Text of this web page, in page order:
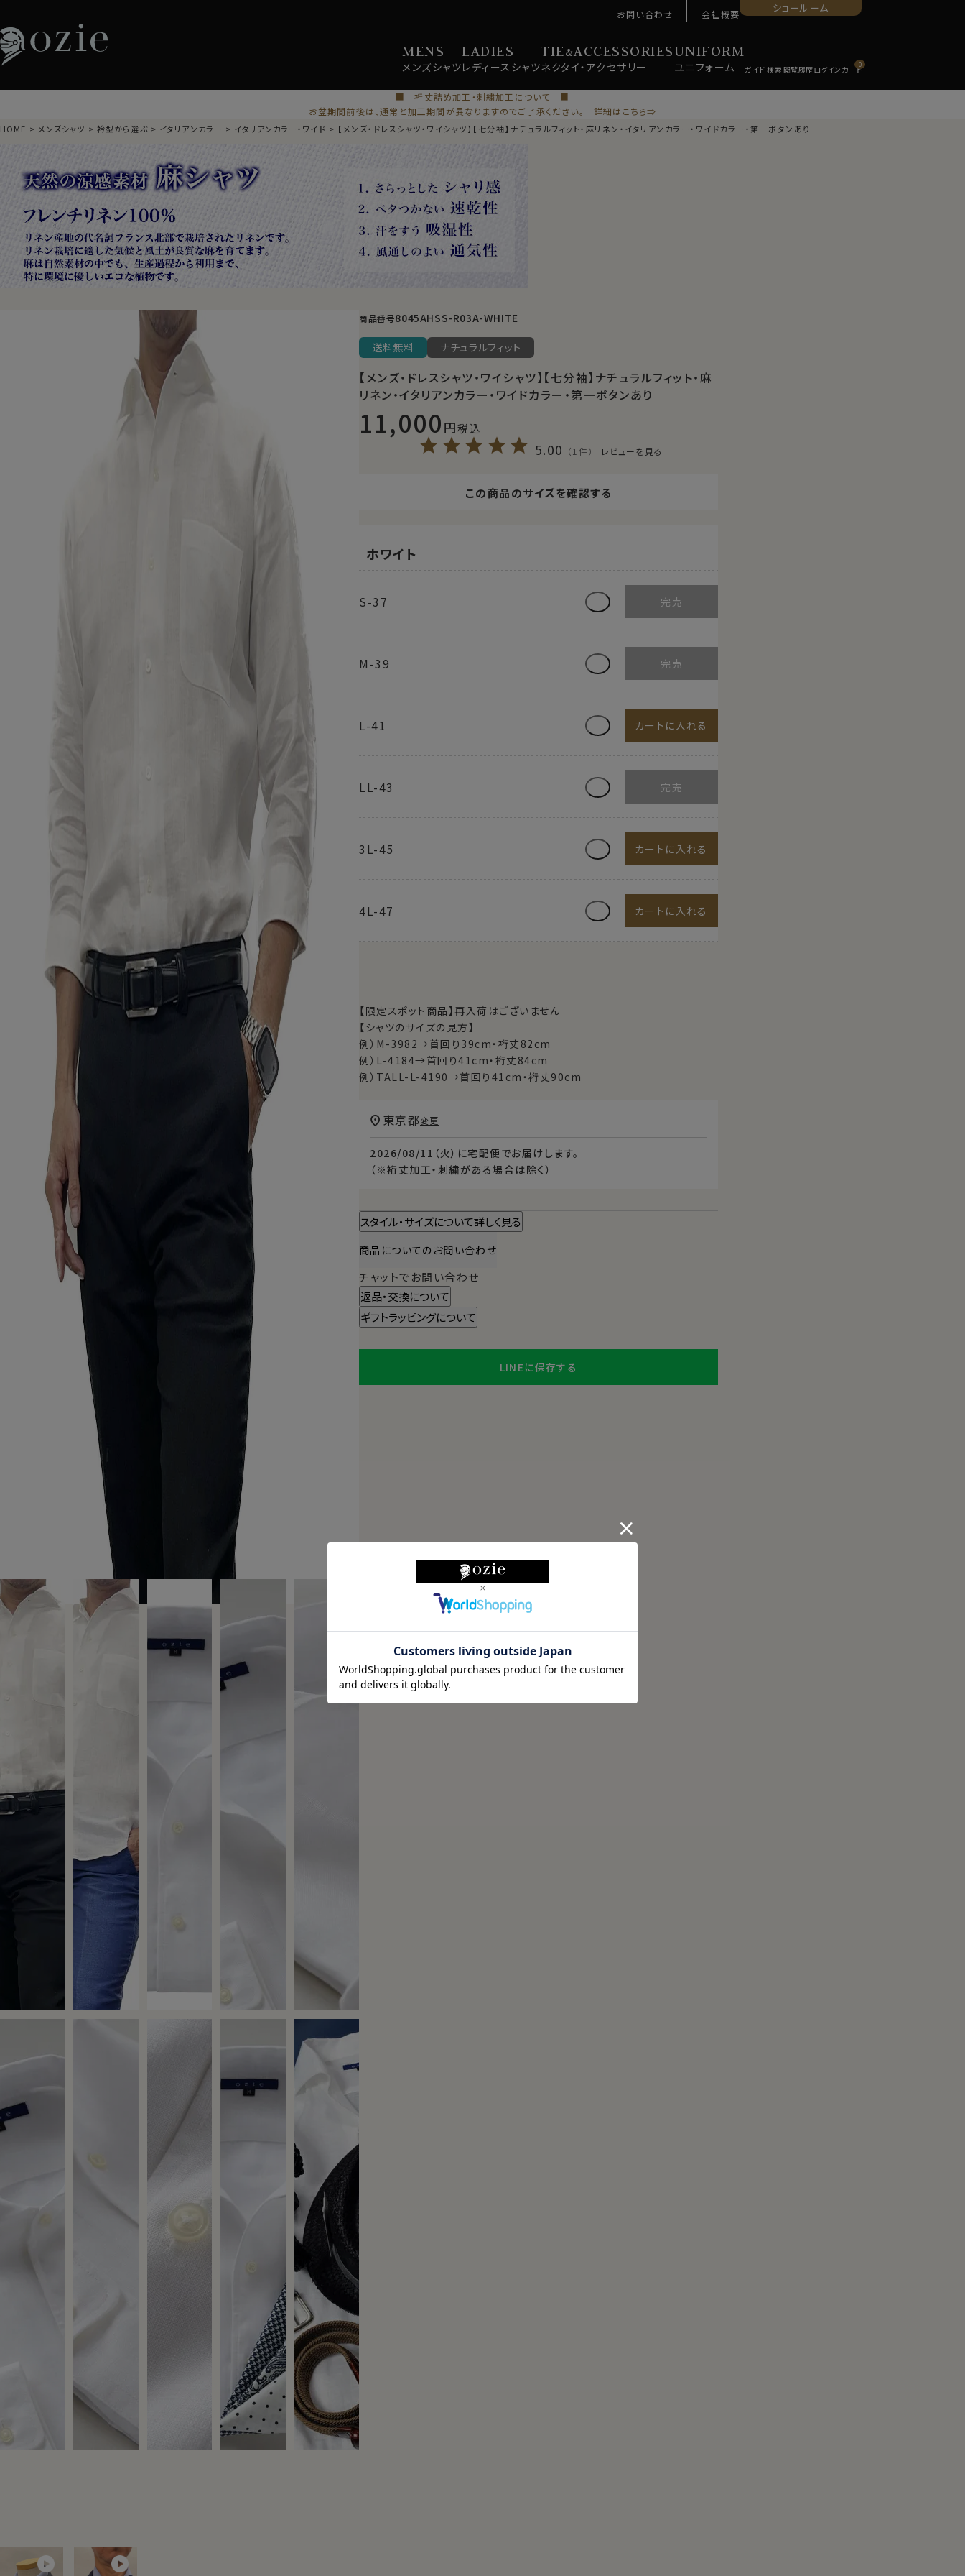
MENS
メンズシャツ
LADIES
レディース シャツ
TIE&ACCESSORIES
ネクタイ・ アクセサリー
UNIFORM
ユニ フォーム
お問い合わせ 会社概要 ショールーム
0
■ 裄丈詰め加工・刺繍加工について ■
お盆期間前後は、通常と加工期間が異なりますのでご了承ください。 詳細はこちら⇒
HOME メンズシャツ 衿型から選ぶ イタリアンカラー イタリアンカラー・ワイド 【メンズ・ドレスシャツ・ワイシャツ】【七分袖】ナチュラルフィット・麻リネン・イタリアンカラー・ワイドカラー・第一ボタンあり
商品番号8045AHSS-R03A-WHITE
送料無料 ナチュラルフィット
【メンズ・ドレスシャツ・ワイシャツ】【七分袖】ナチュラルフィット・麻
リネン・イタリアンカラー・ワイドカラー・第一ボタンあり
11,000 税込
5.00 （1件） レビューを見る
この商品のサイズを確認する
ホワイト
S-37
M-39
L-41 カートに入れる
LL-43
3L-45 カートに入れる
4L-47 カートに入れる
【限定スポット商品】再入荷はございません
【シャツのサイズの見方】
例）M-3982→首回り39cm・裄丈82cm
例）L-4184→首回り41cm・裄丈84cm
例）TALL-L-4190→首回り41cm・裄丈90cm
2026/08/11（火） に宅配便 でお届けします。
（※裄丈加工・刺繍がある場合は除く）
東京都変更
スタイル・サイズについて詳しく見る
商品についてのお問い合わせ
チャットでお問い合わせ
返品・交換について
ギフトラッピングについて
LINEに保存する